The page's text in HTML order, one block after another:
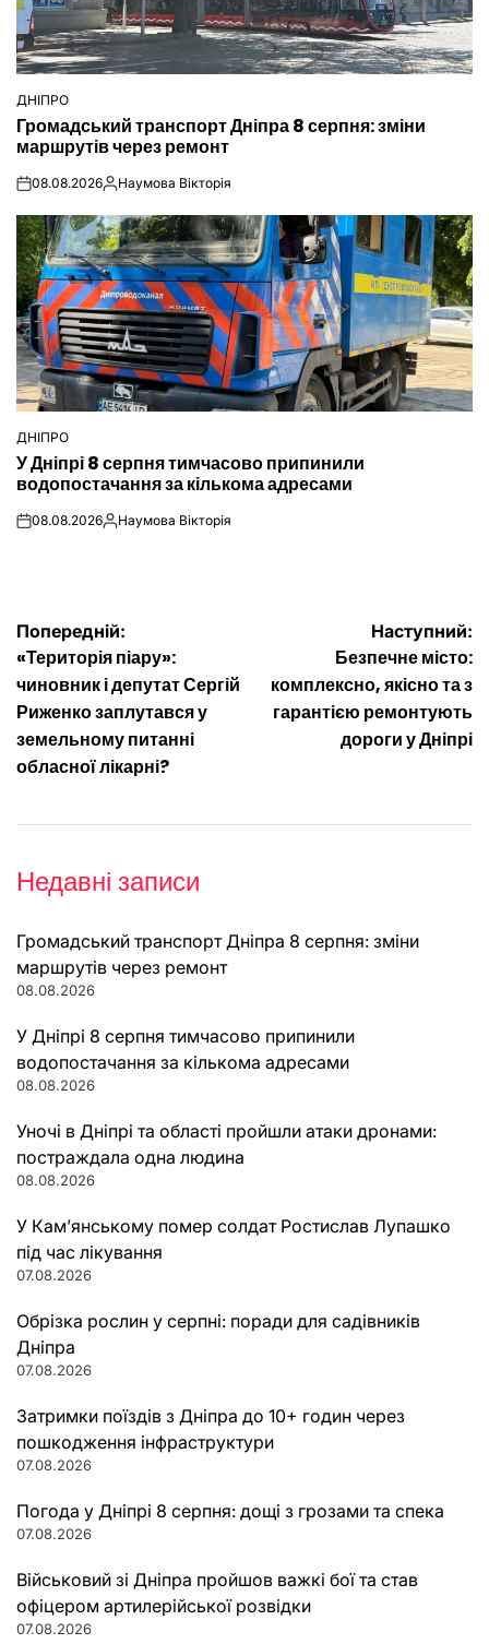
ОПУБЛІКУВАТИ
ДНІПРО
Громадський транспорт Дніпра 8 серпня: зміни
маршрутів через ремонт
on08.08.2026Опубліковано
Наумова Вікторія
ОПУБЛІКУВАТИ
У
ДНІПРО
У Дніпрі 8 серпня тимчасово припинили
водопостачання за кількома адресами
on08.08.2026Опубліковано
Наумова Вікторія
Навігація
записів
Попередній:
«Територія піару»:
чиновник і депутат Сергій
Риженко заплутався у
земельному питанні
обласної лікарні?
Наступний:
Безпечне місто:
комплексно, якісно та з
гарантією ремонтують
дороги у Дніпрі
Недавні записи
Громадський транспорт Дніпра 8 серпня: зміни
маршрутів через ремонт
08.08.2026
У Дніпрі 8 серпня тимчасово припинили
водопостачання за кількома адресами
08.08.2026
Уночі в Дніпрі та області пройшли атаки дронами:
постраждала одна людина
08.08.2026
У Кам’янському помер солдат Ростислав Лупашко
під час лікування
07.08.2026
Обрізка рослин у серпні: поради для садівників
Дніпра
07.08.2026
Затримки поїздів з Дніпра до 10+ годин через
пошкодження інфраструктури
07.08.2026
Погода у Дніпрі 8 серпня: дощі з грозами та спека
07.08.2026
Військовий зі Дніпра пройшов важкі бої та став
офіцером артилерійської розвідки
07.08.2026